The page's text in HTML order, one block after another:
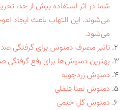
شما در اثر استفاده بیش از حد،
می‌شوند. این التهاب باعث ایجاد
می‌شود.
تاثیر مصرف دمنوش برای گرفتگی
بهترین دمنوش‌ها برای رفع گرفتگی
دمنوش زردچوبه
دمنوش نعنا فلفلی
دمنوش گل ختمی